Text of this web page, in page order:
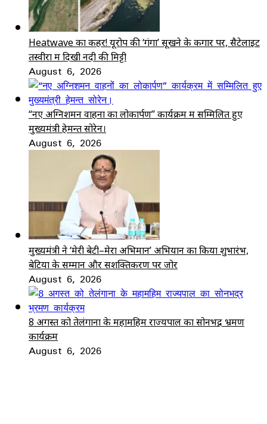
Heatwave का कहर! यूरोप की ‘गंगा’ सूखने के कगार पर, सैटेलाइट
तस्वीरों में दिखी नदी की मिट्टी
August 6, 2026
“नए अग्निशमन वाहनों का लोकार्पण” कार्यक्रम में सम्मिलित हुए
मुख्यमंत्री हेमन्त सोरेन।
August 6, 2026
मुख्यमंत्री ने ‘मेरी बेटी–मेरा अभिमान’ अभियान का किया शुभारंभ,
बेटियों के सम्मान और सशक्तिकरण पर जोर
August 6, 2026
8 अगस्त को तेलंगाना के महामहिम राज्यपाल का सोनभद्र भ्रमण
कार्यक्रम
August 6, 2026